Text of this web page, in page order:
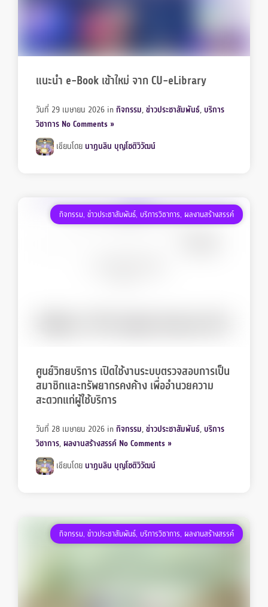
แนะนำ e-Book เข้าใหม่ จาก CU-eLibrary
วันที่ 29 เมษายน 2026 inกิจกรรม,ข่าวประชาสัมพันธ์, บริการ
วิชาการ No Comments »
เขียนโดย นาฏนลิน บุญโชติวิวัฒน์
กิจกรรม, ข่าวประชาสัมพันธ์, บริการวิชาการ, ผลงานสร้างสรรค์
ศูนย์วิทยบริการ เปิดใช้งานระบบตรวจสอบการเป็น
สมาชิกและทรัพยากรคงค้าง เพื่ออำนวยความ
สะดวกแก่ผู้ใช้บริการ
วันที่ 28 เมษายน 2026 inกิจกรรม,ข่าวประชาสัมพันธ์, บริการ
วิชาการ, ผลงานสร้างสรรค์ No Comments »
เขียนโดย นาฏนลิน บุญโชติวิวัฒน์
กิจกรรม, ข่าวประชาสัมพันธ์, บริการวิชาการ, ผลงานสร้างสรรค์